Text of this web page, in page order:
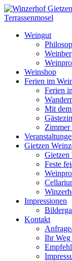
Weingut
Weinshop
Ferien im
Ferien
Mit
Zimmer
Gietzen
Gietzen
Feste
Impressionen
Kontakt
Ihr